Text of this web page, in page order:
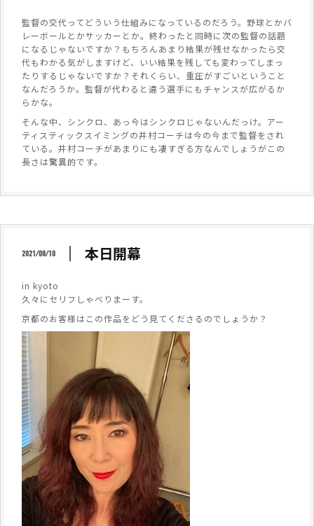
監督の交代ってどういう仕組みになっているのだろう。野球とかバ
レーボールとかサッカーとか。終わったと同時に次の監督の話題
になるじゃないですか？もちろんあまり結果が残せなかったら交
代もわかる気がしますけど、いい結果を残しても変わってしまっ
たりするじゃないですか？それくらい、重圧がすごいということ
なんだろうか。監督が代わると違う選手にもチャンスが広がるか
らかな。
そんな中、シンクロ、あっ今はシンクロじゃないんだっけ。アー
ティスティックスイミングの井村コーチは今の今まで監督をされ
ている。井村コーチがあまりにも凄すぎる方なんでしょうがこの
長さは驚異的です。
2021/08/10 本日開幕
in kyoto
久々にセリフしゃべりまーす。
京都のお客様はこの作品をどう見てくださるのでしょうか？